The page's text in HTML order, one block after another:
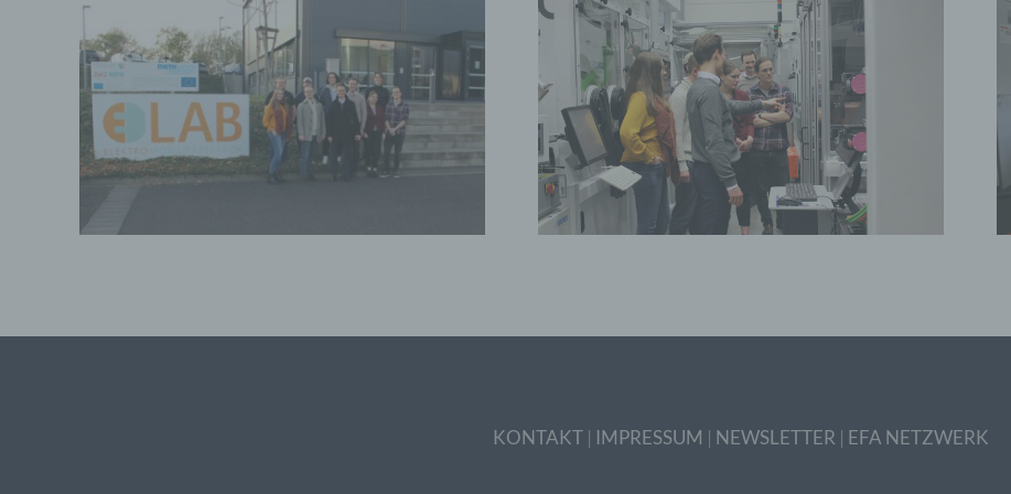
KONTAKT | IMPRESSUM | NEWSLETTER | EFA NETZWERK
physischen, physiologischen, genetischen, psychischen,
wirtschaftlichen, kulturellen oder sozialen Identität dieser
Person sind, identifiziert werden kann.
b) betroffene Person
Betroffene Person ist jede identifizierte oder identifizierbare
natürliche Person, deren personenbezogene Daten von dem für die
Verarbeitung Verantwortlichen verarbeitet werden.
c) Verarbeitung
das Erfassen, die Organisation, das Ordnen, die Speicherung, die